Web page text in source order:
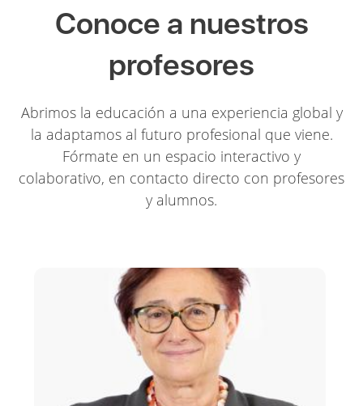
Conoce a nuestros
profesores
Abrimos la educación a una experiencia global y
la adaptamos al futuro profesional que viene.
Fórmate en un espacio interactivo y
colaborativo, en contacto directo con profesores
y alumnos.